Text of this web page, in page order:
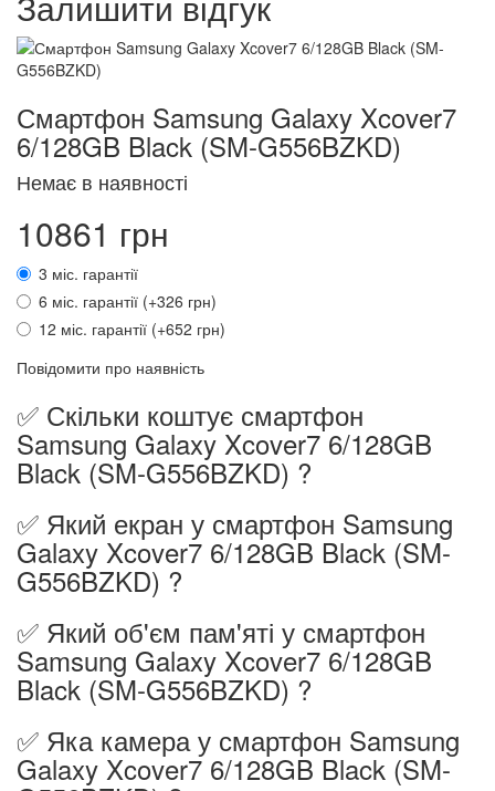
Смартфон Samsung Galaxy Xcover7
6/128GB Black (SM-G556BZKD)
Немає в наявності
10861 грн
3 міс. гарантії
6 міс. гарантії (+326 грн)
12 міс. гарантії (+652 грн)
Повідомити про наявність
✅ Скільки коштує смартфон
Samsung Galaxy Xcover7 6/128GB
Black (SM-G556BZKD) ?
✅ Який екран у смартфон Samsung
Galaxy Xcover7 6/128GB Black (SM-
G556BZKD) ?
✅ Який об'єм пам'яті у смартфон
Samsung Galaxy Xcover7 6/128GB
Black (SM-G556BZKD) ?
✅ Яка камера у смартфон Samsung
Galaxy Xcover7 6/128GB Black (SM-